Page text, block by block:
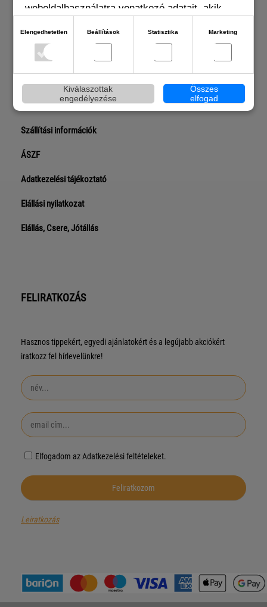
weboldalhasználatra vonatkozó adatait, akik
amelyeket Ön adott meg számukra vagy az Ön
által használt más szolgáltatásokból gyűjtöttek.
Elengedhetetlen Beállítások Statisztika Marketing
Kiválaszottak
engedélyezése
Összes
elfogad
Bejelentkezés
Rólunk
Blogbejegyzéseink
Gyakran ismételt kérdések
Szállítási információk
ÁSZF
Adatkezelési tájékoztató
Elállási nyilatkozat
Elállás, Csere, Jótállás
FELIRATKOZÁS
Hasznos tippekért, egyedi ajánlatokért és a legújabb akciókért
iratkozz fel hírlevelünkre!
Elfogadom az Adatkezelési feltételeket.
Leiratkozás